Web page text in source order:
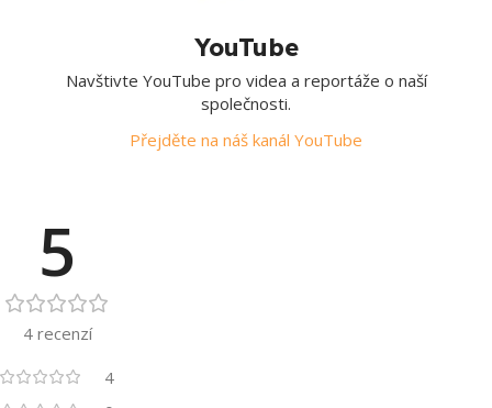
YouTube
Navštivte YouTube pro videa a reportáže o naší
společnosti.
Přejděte na náš kanál YouTube
5
4 recenzí
4